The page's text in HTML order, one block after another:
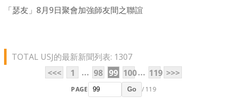
「瑟友」8月9日聚會加強師友間之聯誼
TOTAL USJ的最新新聞列表: 1307
<<<
1 ... 98 99 100... 119 >>>
PAGE Go / 119